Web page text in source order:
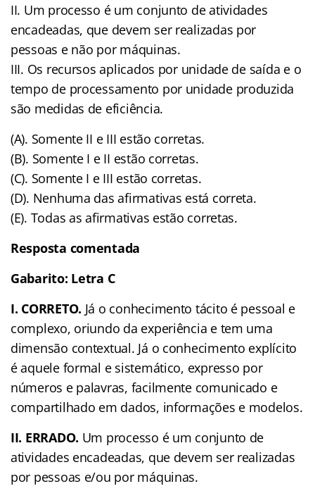
II. Um processo é um conjunto de atividades
encadeadas, que devem ser realizadas por
pessoas e não por máquinas.
III. Os recursos aplicados por unidade de saída e o
tempo de processamento por unidade produzida
são medidas de eficiência.
(A). Somente II e III estão corretas.
(B). Somente I e II estão corretas.
(C). Somente I e III estão corretas.
(D). Nenhuma das afirmativas está correta.
(E). Todas as afirmativas estão corretas.
Resposta comentada
Gabarito: Letra C
I. CORRETO. Já o conhecimento tácito é pessoal e
complexo, oriundo da experiência e tem uma
dimensão contextual. Já o conhecimento explícito
é aquele formal e sistemático, expresso por
números e palavras, facilmente comunicado e
compartilhado em dados, informações e modelos.
II. ERRADO. Um processo é um conjunto de
atividades encadeadas, que devem ser realizadas
por pessoas e/ou por máquinas.